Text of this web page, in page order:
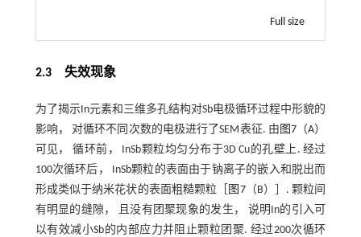
Full size
2.3 失效现象
为了揭示In元素和三维多孔结构对Sb电极循环过程中形貌的
影响， 对循环不同次数的电极进行了SEM表征. 由 图7 （A）
可见， 循环前， InSb颗粒均匀分布于3D Cu的孔壁上. 经过
100次循环后， InSb颗粒的表面由于钠离子的嵌入和脱出而
形成类似于纳米花状的表面粗糙颗粒［
图7（B）］. 颗粒间
有明显的缝隙， 且没有团聚现象的发生， 说明In的引入可
以有效减小Sb的内部应力并阻止颗粒团聚. 经过200次循环